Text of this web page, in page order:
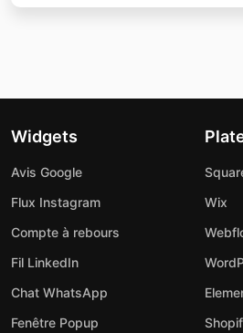
Widgets
Avis Google
Flux Instagram
Compte à rebours
Fil LinkedIn
Chat WhatsApp
Fenêtre Popup
Wix